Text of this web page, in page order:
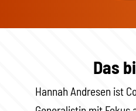
Das
Hannah Andresen ist